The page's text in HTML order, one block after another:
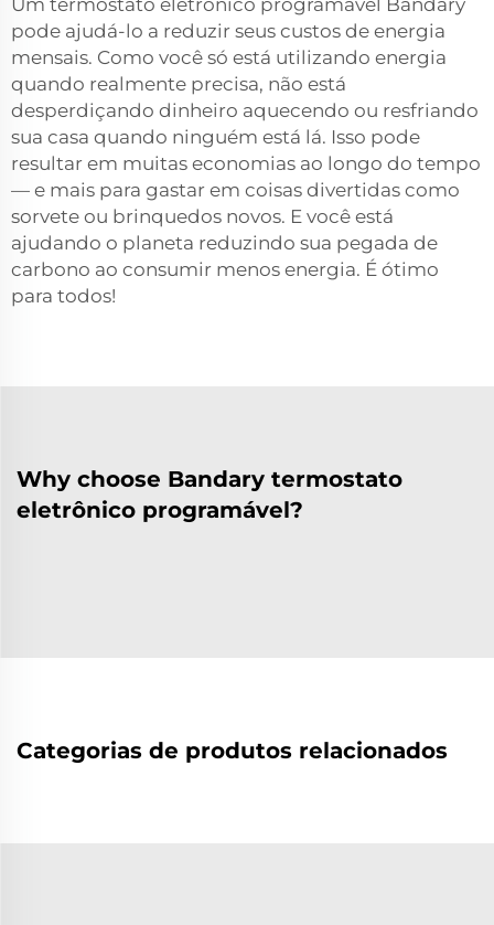
Um termostato eletrônico programável Bandary
pode ajudá-lo a reduzir seus custos de energia
mensais. Como você só está utilizando energia
quando realmente precisa, não está
desperdiçando dinheiro aquecendo ou resfriando
sua casa quando ninguém está lá. Isso pode
resultar em muitas economias ao longo do tempo
— e mais para gastar em coisas divertidas como
sorvete ou brinquedos novos. E você está
ajudando o planeta reduzindo sua pegada de
carbono ao consumir menos energia. É ótimo
para todos!
Why choose Bandary termostato
eletrônico programável?
Categorias de produtos relacionados